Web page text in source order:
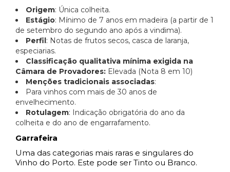
Origem: Única colheita.
Estágio: Mínimo de 7 anos em madeira (a partir de 1
de setembro do segundo ano após a vindima).
Perfil: Notas de frutos secos, casca de laranja,
especiarias.
Classificação qualitativa mínima exigida na
Câmara de Provadores: Elevada (Nota 8 em 10)
Menções tradicionais associadas:
Para vinhos com mais de 30 anos de
envelhecimento.
Rotulagem: Indicação obrigatória do ano da
colheita e do ano de engarrafamento.
Garrafeira
Uma das categorias mais raras e singulares do
Vinho do Porto. Este pode ser Tinto ou Branco.